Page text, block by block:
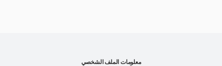
معلومات الملف الشخصي